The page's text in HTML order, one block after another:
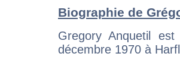
Biographie de
Gregory Anquetil
décembre 1970 à